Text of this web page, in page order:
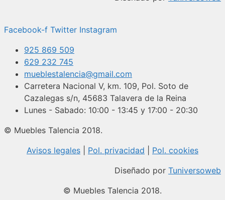
Facebook-f Twitter Instagram
925 869 509
629 232 745
mueblestalencia@gmail.com
Carretera Nacional V, km. 109, Pol. Soto de
Cazalegas s/n, 45683 Talavera de la Reina
Lunes - Sabado: 10:00 - 13:45 y 17:00 - 20:30
© Muebles Talencia 2018.
Avisos legales
Pol. privacidad
Pol. cookies
Diseñado por Tuniversoweb
© Muebles Talencia 2018.